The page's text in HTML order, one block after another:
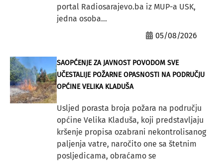
portal Radiosarajevo.ba iz MUP-a USK,
jedna osoba...
05/08/2026
SAOPĆENJE ZA JAVNOST POVODOM SVE
UČESTALIJE POŽARNE OPASNOSTI NA PODRUČJU
OPĆINE VELIKA KLADUŠA
Usljed porasta broja požara na području
općine Velika Kladuša, koji predstavljaju
kršenje propisa ozabrani nekontrolisanog
paljenja vatre, naročito one sa štetnim
posljedicama, obraćamo se